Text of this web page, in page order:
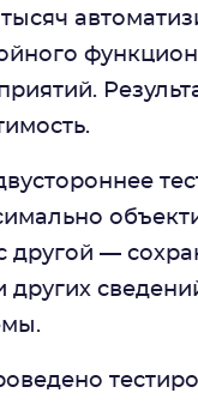
другой —